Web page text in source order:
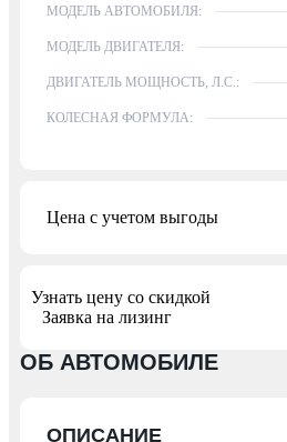
МОДЕЛЬ АВТОМОБИЛЯ:
МОДЕЛЬ ДВИГАТЕЛЯ:
ДВИГАТЕЛЬ МОЩНОСТЬ, Л.С.:
КОЛЕСНАЯ ФОРМУЛА:
Цена с учетом выгоды
Узнать цену со скидкой
Заявка на лизинг
ОБ АВТОМОБИЛЕ
ОПИСАНИЕ